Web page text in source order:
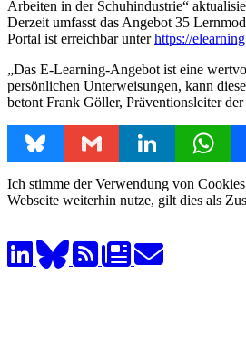
Arbeiten in der Schuhindustrie“
Derzeit umfasst das Angebot 35
Portal ist erreichbar unterhttps://
„Das E-Learning-Angebot ist eine
persönlichen Unterweisungen, kann
betont Frank Göller, Präventionsleiter
Bluesky Gmail LinkedIn
Ich stimme der Verwendung von
Webseite weiterhin nutze, gilt dies als